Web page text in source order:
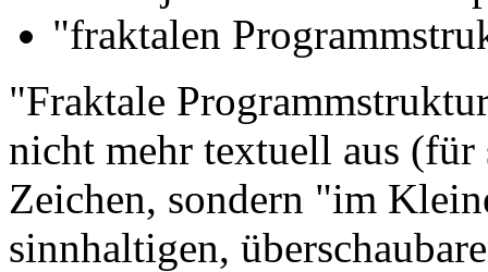
"fraktalen
"Fraktale
nicht mehr textuell aus
Zeichen, sondern "im
sinnhaltigen,